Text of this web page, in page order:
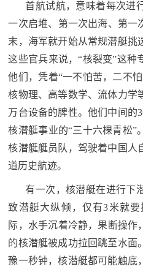
首航试航，意味着每次进
一次启堆、第一次出海、第
末，海军就开始从常规潜艇挑
这些官兵来说，“核裂变”这种
他们，凭着“一不怕苦，二不
核物理、高等数学、流体力学
万台设备的脾性。他们中间的
核潜艇事业的“三十六棵青松”
核潜艇艇员队，驾驶着中国人
道历史航迹。
有一次，核潜艇在进行下
致潜艇大纵倾，仅有3米就
际，水手沉着冷静，果断操作
的核潜艇被成功拉回跳至水面
豫一秒钟，核潜艇都可能触底